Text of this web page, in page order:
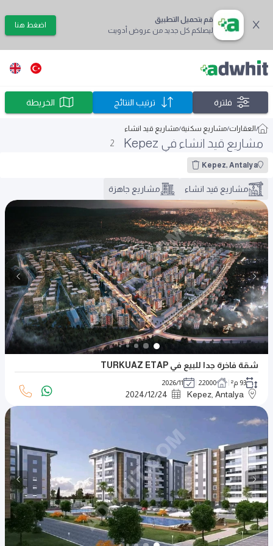
قم بتحميل التطبيق
ليصلكم كل جديد من عروض أدويت
اضغط هنا
فلترة ترتيب النتائج الخريطة
/ العقارات/مشاريع سكنية/مشاريع قيد انشاء
مشاريع قيد انشاء في Kepez 2
Kepez, Antalya
مشاريع قيد انشاء مشاريع جاهزة
شقة فاخرة جدا للبيع في TURKUAZ ETAP
93 م² 22000
2026/11
Kepez, Antalya
2024/12/24